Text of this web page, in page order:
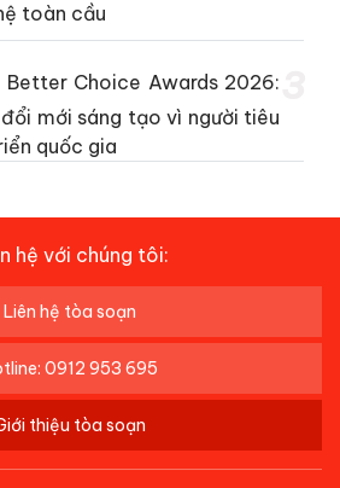
toàn cầu
Better Choice Awards 2026:
mới sáng tạo vì người tiêu
quốc gia
hệ với chúng tôi:
Liên hệ tòa soạn
0912 953 695
thiệu tòa soạn